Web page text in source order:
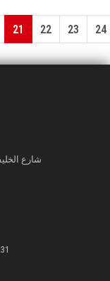
21 22 23 24
شارع